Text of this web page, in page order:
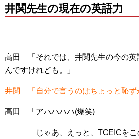
井関先生の現在の英語力
高田 「それでは、井関先生の今の英
んですけれども。」
井関 「自分で言うのはちょっと恥ず
高田 「アハハハハ(爆笑)
じゃあ、えっと、TOEICをこの